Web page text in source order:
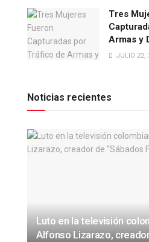
Tres
Armas y
JULIO 22,
Noticias recientes
Luto en la televisión
Alfonso Lizarazo,